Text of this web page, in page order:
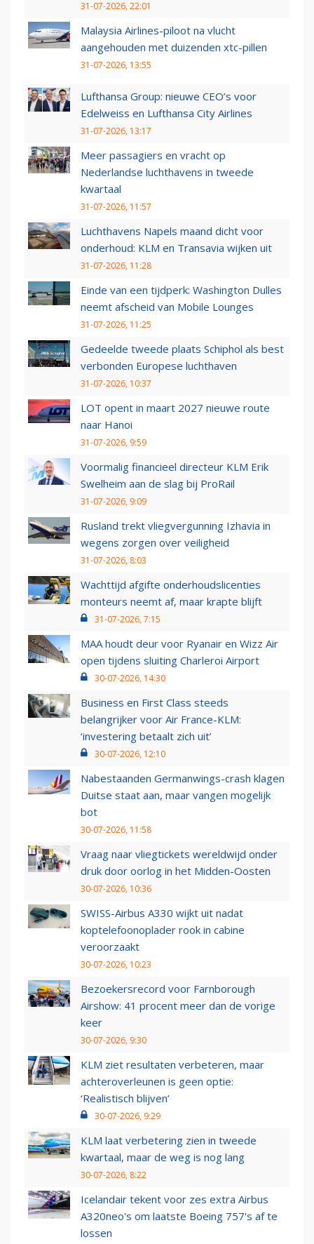
31-07-2026, 22:01
Malaysia Airlines-piloot na vlucht
aangehouden met duizenden xtc-pillen
31-07-2026, 13:55
Lufthansa Group: nieuwe CEO’s voor
Edelweiss en Lufthansa City Airlines
31-07-2026, 13:17
Meer passagiers en vracht op
Nederlandse luchthavens in tweede
kwartaal
31-07-2026, 11:57
Luchthavens Napels maand dicht voor
onderhoud: KLM en Transavia wijken uit
31-07-2026, 11:28
Einde van een tijdperk: Washington Dulles
neemt afscheid van Mobile Lounges
31-07-2026, 11:25
Gedeelde tweede plaats Schiphol als best
verbonden Europese luchthaven
31-07-2026, 10:37
LOT opent in maart 2027 nieuwe route
naar Hanoi
31-07-2026, 9:59
Voormalig financieel directeur KLM Erik
Swelheim aan de slag bij ProRail
31-07-2026, 9:09
Rusland trekt vliegvergunning Izhavia in
wegens zorgen over veiligheid
31-07-2026, 8:03
Wachttijd afgifte onderhoudslicenties
monteurs neemt af, maar krapte blijft
31-07-2026, 7:15
MAA houdt deur voor Ryanair en Wizz Air
open tijdens sluiting Charleroi Airport
30-07-2026, 14:30
Business en First Class steeds
belangrijker voor Air France-KLM:
‘investering betaalt zich uit’
30-07-2026, 12:10
Nabestaanden Germanwings-crash klagen
Duitse staat aan, maar vangen mogelijk
bot
30-07-2026, 11:58
Vraag naar vliegtickets wereldwijd onder
druk door oorlog in het Midden-Oosten
30-07-2026, 10:36
SWISS-Airbus A330 wijkt uit nadat
koptelefoonoplader rook in cabine
veroorzaakt
30-07-2026, 10:23
Bezoekersrecord voor Farnborough
Airshow: 41 procent meer dan de vorige
keer
30-07-2026, 9:30
KLM ziet resultaten verbeteren, maar
achteroverleunen is geen optie:
‘Realistisch blijven’
30-07-2026, 9:29
KLM laat verbetering zien in tweede
kwartaal, maar de weg is nog lang
30-07-2026, 8:22
Icelandair tekent voor zes extra Airbus
A320neo's om laatste Boeing 757's af te
lossen